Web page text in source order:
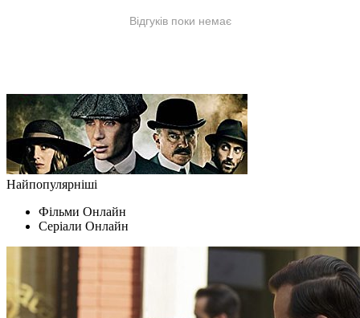
Найпопулярніші
Фільми Oнлайн
Серіали Oнлайн